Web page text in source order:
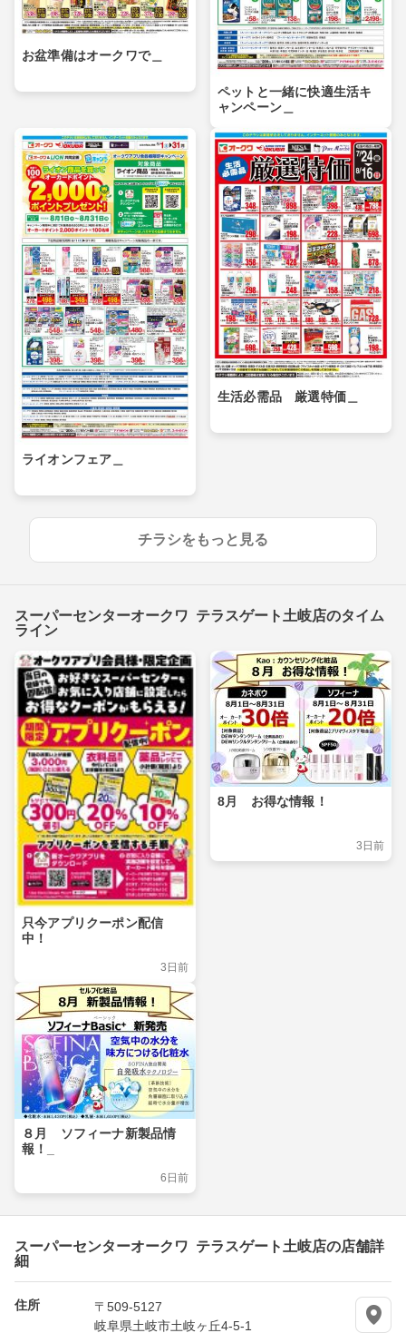
お盆準備はオークワで＿
ペットと一緒に快適生活キ
ャンペーン＿
ライオンフェア＿
生活必需品 厳選特価＿
チラシをもっと見る
スーパーセンターオークワ テラスゲート土岐店のタイム
ライン
只今アプリクーポン配信
中！
3日前
8月 お得な情報！
3日前
８月 ソフィーナ新製品情
報！_
6日前
スーパーセンターオークワ テラスゲート土岐店の店舗詳
細
住所
〒509-5127
岐阜県土岐市土岐ヶ丘4-5-1